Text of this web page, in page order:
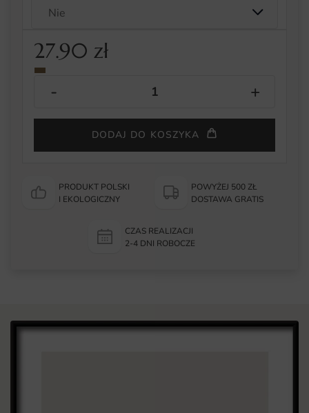
27.90 zł
DODAJ DO KOSZYKA
PRODUKT POLSKI
I EKOLOGICZNY
POWYŻEJ 500 ZŁ
DOSTAWA GRATIS
CZAS REALIZACJI
2-4 DNI ROBOCZE